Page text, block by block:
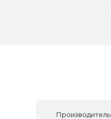
Производитель